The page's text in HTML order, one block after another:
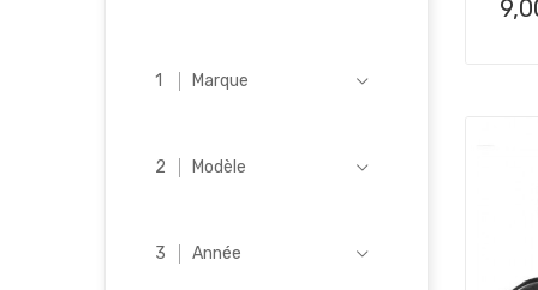
Marque
Modèle
Année